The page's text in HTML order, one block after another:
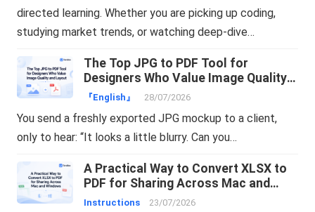
directed learning. Whether you are picking up coding,
studying market trends, or watching deep-dive…
The Top JPG to PDF Tool for
Designers Who Value Image Quality
and Layout
『English』 28/07/2026
You send a freshly exported JPG mockup to a client,
only to hear: “It looks a little blurry. Can you…
A Practical Way to Convert XLSX to
PDF for Sharing Across Mac and
Windows
Instructions 23/07/2026